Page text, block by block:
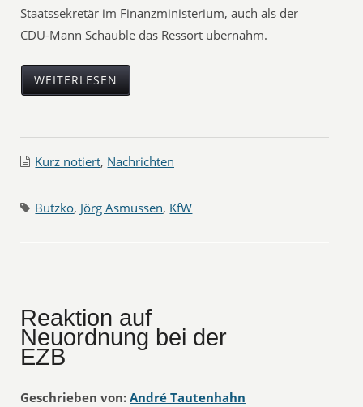
Staatssekretär im Finanzministerium, auch als der
CDU-Mann Schäuble das Ressort übernahm.
WEITERLESEN
Kurz notiert, Nachrichten
Butzko, Jörg Asmussen, KfW
Reaktion auf
Neuordnung bei der
EZB
Geschrieben von: André Tautenhahn